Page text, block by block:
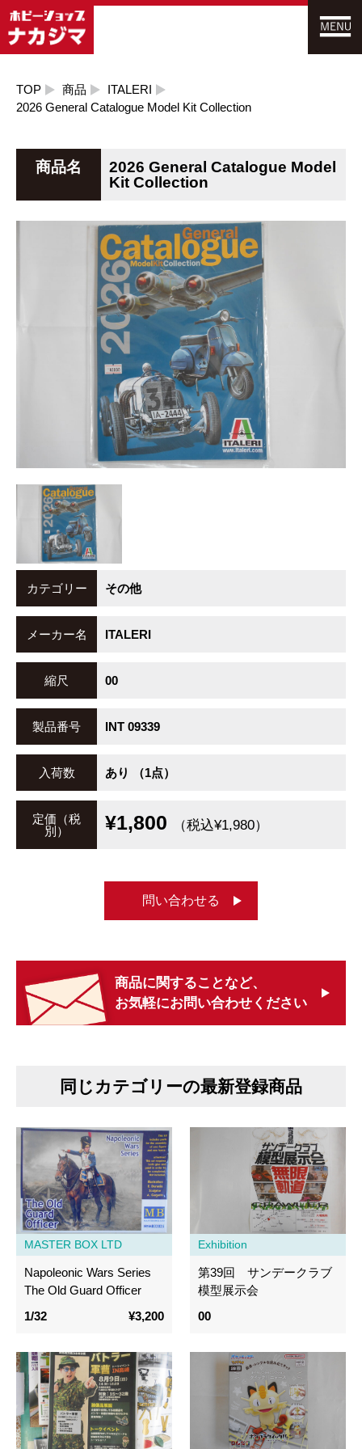
TOP 商品
ITALERI
2026 General Catalogue Model Kit Collection
商品名
2026 General Catalogue Model
Kit Collection
カテゴリー その他
メーカー名 ITALERI
縮尺 00
製品番号 INT 09339
入荷数 あり （1点）
定価（税
別）
¥1,800 （税込¥1,980）
問い合わせる
商品に関することなど、
お気軽にお問い合わせください
同じカテゴリーの最新登録商品
MASTER BOX LTD
Napoleonic Wars Series
The Old Guard Officer
1/32
¥3,200
Exhibition
第39回 サンデークラブ
模型展示会
00